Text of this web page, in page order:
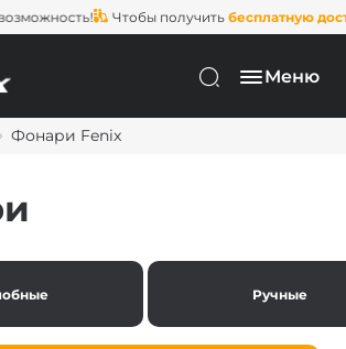
Чтобы получитьбесплатную
Меню
Фонари Fenix
Ручные